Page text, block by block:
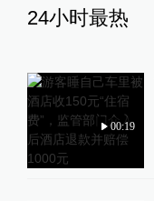
24小时最热
00:19